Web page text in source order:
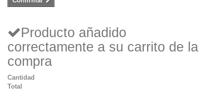
Producto añadido
correctamente a su carrito de la
compra
Cantidad
Total